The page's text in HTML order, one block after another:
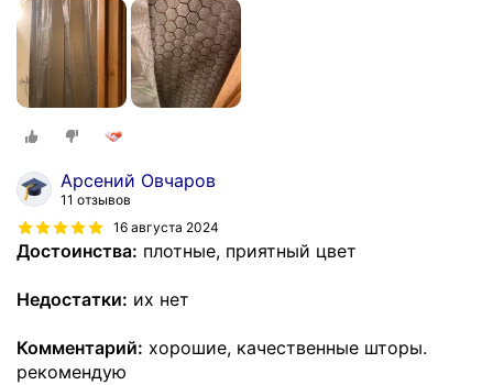
Арсений Овчаров
11 отзывов
16 августа 2024
Достоинства: плотные, приятный цвет
Недостатки: их нет
Комментарий: хорошие, качественные шторы.
рекомендую